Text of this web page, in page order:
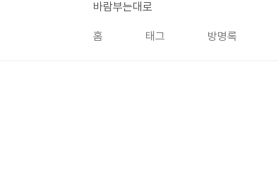
바람부는대로
홈 태그 방명록